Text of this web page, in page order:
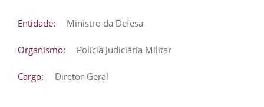
Entidade: Ministro da Defesa
Organismo: Polícia Judiciária Militar
Cargo: Diretor-Geral